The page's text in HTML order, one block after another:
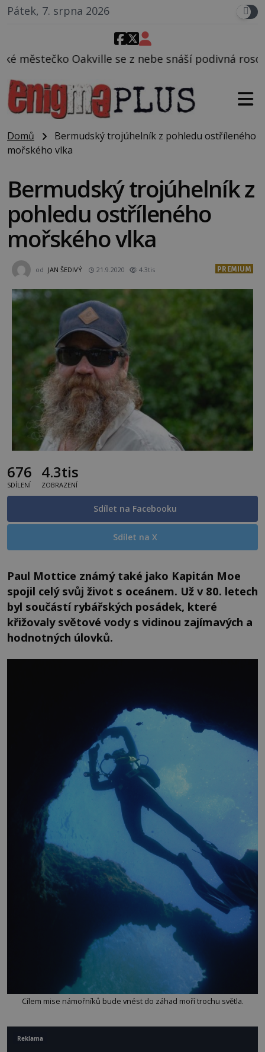
Pátek, 7. srpna 2026
z nebe snáší podivná rosolovitá látka
Domů
Bermudský trojúhelník z pohledu ostříleného
mořského vlka
Bermudský trojúhelník z
pohledu ostříleného
mořského vlka
od JAN ŠEDIVÝ 21.9.2020 4.3tis PREMIUM
676
SDÍLENÍ
4.3tis
ZOBRAZENÍ
Sdílet na Facebooku
Sdílet na X
Paul Mottice známý také jako Kapitán Moe
spojil celý svůj život s oceánem. Už v 80. letech
byl součástí rybářských posádek, které
křižovaly světové vody s vidinou zajímavých a
hodnotných úlovků.
Cílem mise námořníků bude vnést do záhad moří trochu světla.
Reklama